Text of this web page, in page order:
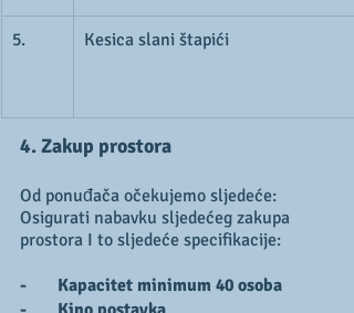
5. Kesica slani štapići
4. Zakup prostora
Od ponuđača očekujemo sljedeće:
Osigurati nabavku sljedećeg zakupa
prostora I to sljedeće specifikacije:
-       Kapacitet minimum 40 osoba